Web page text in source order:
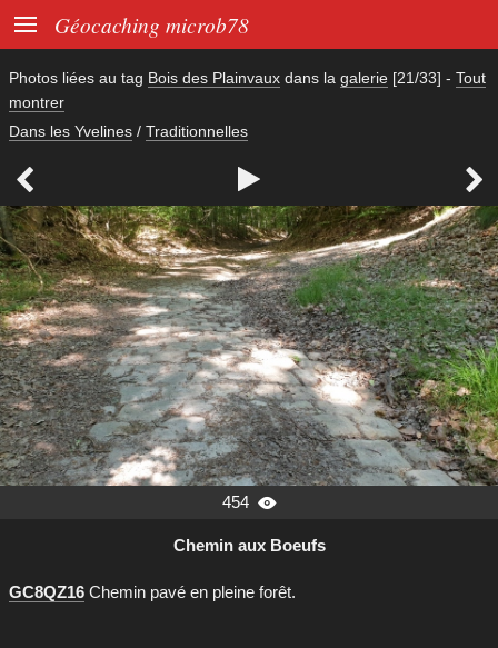
 Géocaching microb78
Photos liées au tag Bois des Plainvaux dans la galerie [21/33] - Tout
montrer
Dans les Yvelines / Traditionnelles
  
454 
Chemin aux Boeufs
GC8QZ16 Chemin pavé en pleine forêt.